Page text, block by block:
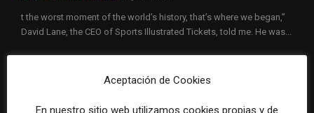
t the worst moment of the world’s history, that’s where we began,”
David Lane, the CEO of Sports Illustrated Tickets, told me. He was...
Aceptación de Cookies
En nuestro sitio web utilizamos cookies propias y de